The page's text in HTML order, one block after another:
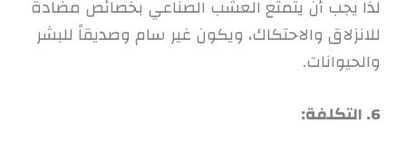
لذا يجب أن يتمتع العشب الصناعي بخصائص مضادة
للانزلاق والاحتكاك، ويكون غير سام وصديقاً للبشر
والحيوانات.
6. التكلفة: